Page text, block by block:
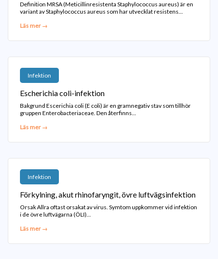
Definition MRSA (Meticillinresistenta Staphylococcus aureus) är en
variant av Staphylococcus aureus som har utvecklat resistens...
Läs mer →
Infektion
Escherichia coli-infektion
Bakgrund Escerichia coli (E coli) är en gramnegativ stav som tillhör
gruppen Enterobacteriaceae. Den återfinns...
Läs mer →
Infektion
Förkylning, akut rhinofaryngit, övre luftvägsinfektion
Orsak Allra oftast orsakat av virus. Symtom uppkommer vid infektion
i de övre luftvägarna (ÖLI)...
Läs mer →